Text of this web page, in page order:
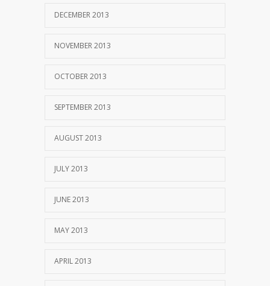
DECEMBER 2013
NOVEMBER 2013
OCTOBER 2013
SEPTEMBER 2013
AUGUST 2013
JULY 2013
JUNE 2013
MAY 2013
APRIL 2013